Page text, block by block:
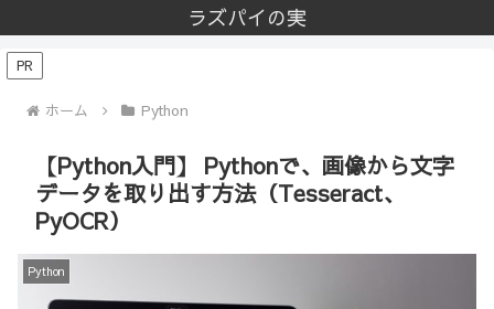
ラズパイの実
PR
ホーム Python
【Python入門】 Pythonで、画像から文字
データを取り出す方法（Tesseract、
PyOCR）
Python